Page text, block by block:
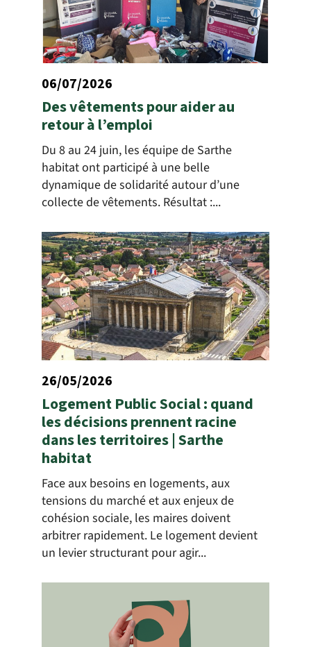
06/07/2026
Des vêtements pour aider au
retour à l’emploi
Du 8 au 24 juin, les équipe de Sarthe
habitat ont participé à une belle
dynamique de solidarité autour d’une
collecte de vêtements. Résultat :...
26/05/2026
Logement Public Social : quand
les décisions prennent racine
dans les territoires | Sarthe
habitat
Face aux besoins en logements, aux
tensions du marché et aux enjeux de
cohésion sociale, les maires doivent
arbitrer rapidement. Le logement devient
un levier structurant pour agir...